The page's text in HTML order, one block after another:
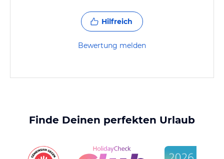
Hilfreich
Bewertung melden
Finde Deinen perfekten Urlaub